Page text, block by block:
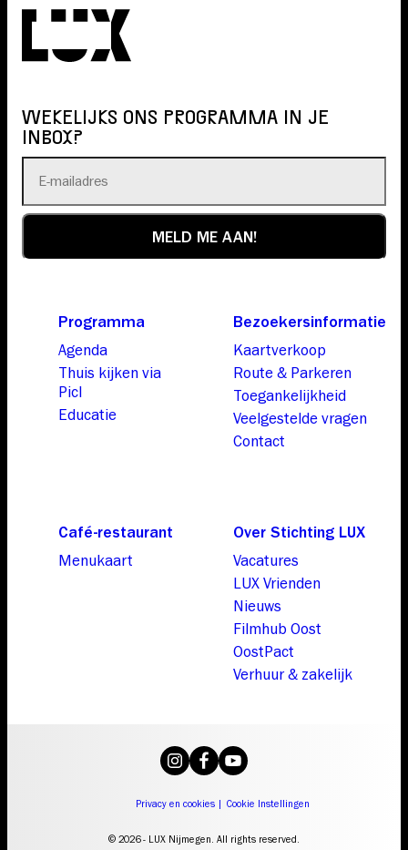
WEKELIJKS ONS PROGRAMMA IN JE
INBOX?
Programma
Agenda
Thuis kijken via
Picl
Educatie
Bezoekersinformatie
Kaartverkoop
Route & Parkeren
Toegankelijkheid
Veelgestelde vragen
Contact
Café-restaurant
Menukaart
Over Stichting LUX
Vacatures
LUX Vrienden
Nieuws
Filmhub Oost
OostPact
Verhuur & zakelijk
Privacy en cookies | Cookie Instellingen
© 2026 - LUX Nijmegen. All rights reserved.